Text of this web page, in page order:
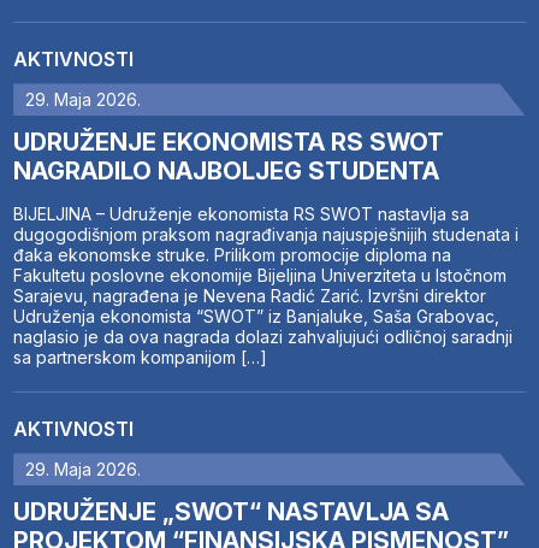
AKTIVNOSTI
29. Maja 2026.
UDRUŽENJE EKONOMISTA RS SWOT
NAGRADILO NAJBOLJEG STUDENTA
BIJELJINA – Udruženje ekonomista RS SWOT nastavlja sa
dugogodišnjom praksom nagrađivanja najuspješnijih studenata i
đaka ekonomske struke. Prilikom promocije diploma na
Fakultetu poslovne ekonomije Bijeljina Univerziteta u Istočnom
Sarajevu, nagrađena je Nevena Radić Zarić. Izvršni direktor
Udruženja ekonomista “SWOT” iz Banjaluke, Saša Grabovac,
naglasio je da ova nagrada dolazi zahvaljujući odličnoj saradnji
sa partnerskom kompanijom […]
AKTIVNOSTI
29. Maja 2026.
UDRUŽENJE „SWOT“ NASTAVLJA SA
PROJEKTOM “FINANSIJSKA PISMENOST”